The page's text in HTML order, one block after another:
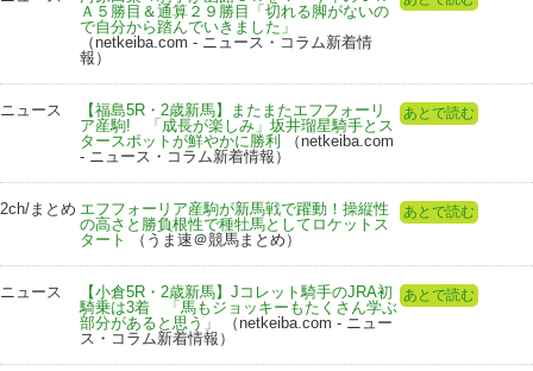
Ａ５勝目＆通算２９勝目「切れる脚がないの
で自分から踏んでいきました」
（netkeiba.com - ニュース・コラム新着情
報）
ニュース
【福島5R・2歳新馬】またまたエフフォーリ
ア産駒! 「成長が楽しみ」坂井瑠星騎手とス
タースポットが鮮やかに勝利
（netkeiba.com
- ニュース・コラム新着情報）
あとで読む
2ch/まとめ エフフォーリア産駒が新馬戦で躍動！操縦性
の高さと勝負根性で種牡馬としてロケットス
タート
（うま速＠競馬まとめ）
あとで読む
ニュース
【小倉5R・2歳新馬】Jコレット騎手のJRA初
騎乗は3着 「馬もジョッキーもたくさん学ぶ
部分があると思う」
（netkeiba.com - ニュー
ス・コラム新着情報）
あとで読む